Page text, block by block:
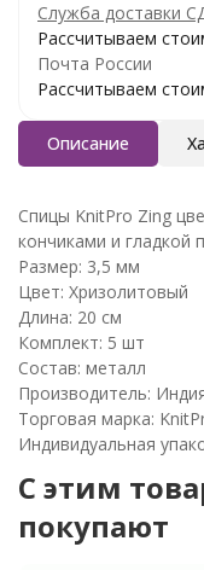
Служба доставки
Рассчитываем
Почта России
Рассчитываем
Описание
Спицы KnitPro Zing
кончиками и гладкой
Размер: 3,5 мм
Цвет: Хризолитовый
Длина: 20 см
Комплект: 5 шт
Состав: металл
Производитель:
Торговая марка:
Индивидуальная
C этим
покупают